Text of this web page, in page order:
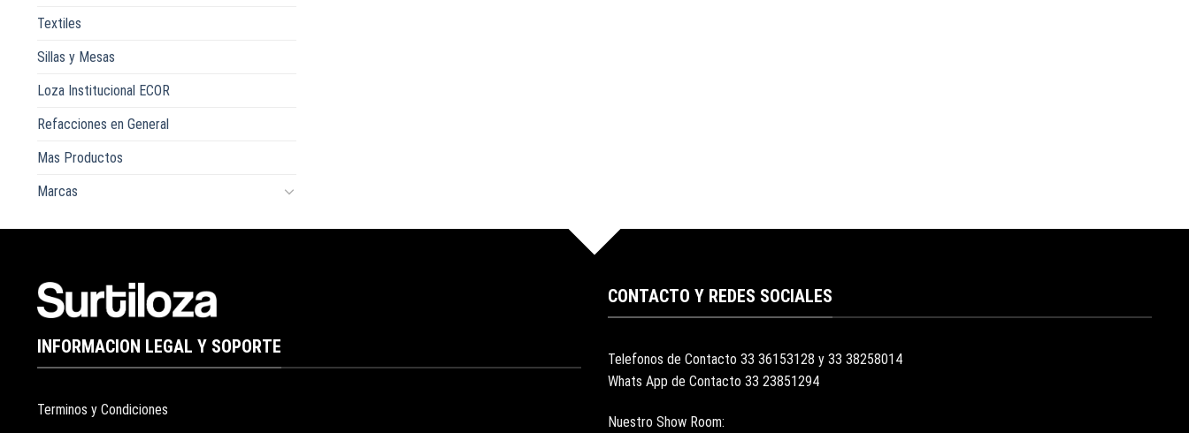
Textiles
Sillas y Mesas
Loza Institucional ECOR
Refacciones en General
Mas Productos
Marcas
INFORMACION LEGAL Y SOPORTE
Terminos y Condiciones
CONTACTO Y REDES SOCIALES
Telefonos de Contacto 33 36153128 y 33 38258014
Whats App de Contacto 33 23851294
Nuestro Show Room: